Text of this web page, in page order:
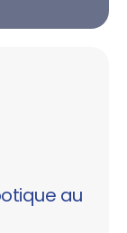
au